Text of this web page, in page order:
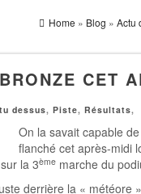
Home » Blog » Actu
CET
dessus, Piste, Résultats,
On la savait capable
flanché cet après-midi
la 3ème marche du
derrière la « météore